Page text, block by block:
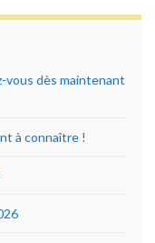
vous dès maintenant
à connaître !